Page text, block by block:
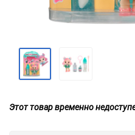
Этот товар временно